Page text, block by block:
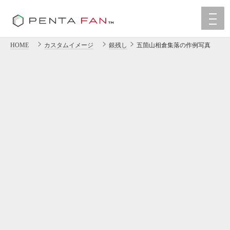
HOME カスタムイメージ 銀残し 五箇山相倉集落の作例写真